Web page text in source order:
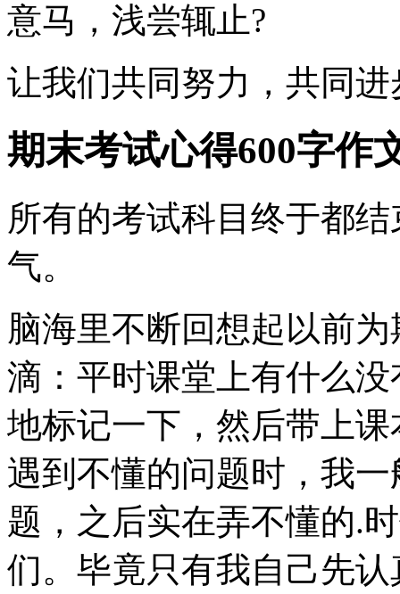
意马，浅尝辄止?
让我们共同努力，共同进
期末考试心得600字作
所有的考试科目终于都
气。
脑海里不断回想起以前
滴：平时课堂上有什么
地标记一下，然后带上
遇到不懂的问题时，我
题，之后实在弄不懂的.
们。毕竟只有我自己先